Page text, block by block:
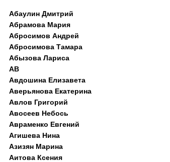
Абаулин Дмитрий
Абрамова Мария
Абросимов Андрей
Абросимова Тамара
Абызова Лариса
АВ
Авдошина Елизавета
Аверьянова Екатерина
Авлов Григорий
Авосеев Небось
Авраменко Евгений
Агишева Нина
Азизян Марина
Аитова Ксения